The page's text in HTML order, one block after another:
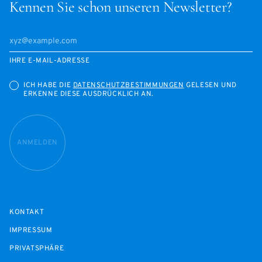
Kennen Sie schon unseren Newsletter?
IHRE E-MAIL-ADRESSE
ICH HABE DIE DATENSCHUTZBESTIMMUNGEN GELESEN UND
ERKENNE DIESE AUSDRÜCKLICH AN.
ANMELDEN
KONTAKT
IMPRESSUM
PRIVATSPHÄRE